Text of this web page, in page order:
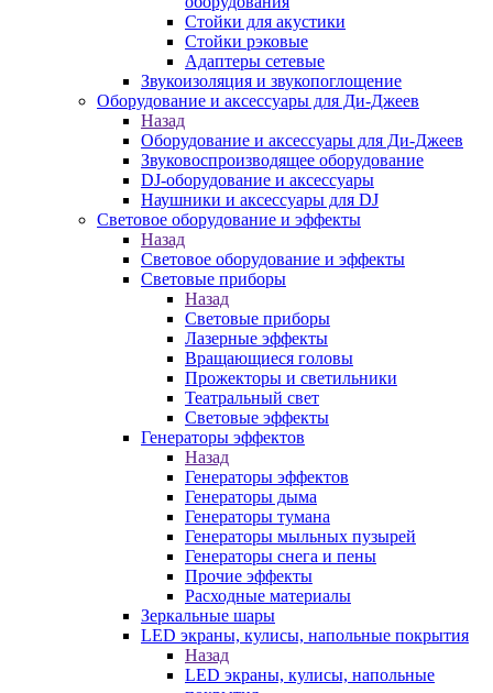
Стойки для акустики
Стойки рэковые
Адаптеры сетевые
Звукоизоляция и звукопоглощение
Оборудование и аксессуары для Ди-Джеев
Назад
Оборудование и аксессуары для Ди-Джеев
Звуковоспроизводящее оборудование
DJ-оборудование и аксессуары
Наушники и аксессуары для DJ
Световое оборудование и эффекты
Назад
Световое оборудование и эффекты
Световые приборы
Назад
Световые приборы
Лазерные эффекты
Вращающиеся головы
Прожекторы и светильники
Театральный свет
Световые эффекты
Генераторы эффектов
Назад
Генераторы эффектов
Генераторы дыма
Генераторы тумана
Генераторы мыльных пузырей
Генераторы снега и пены
Прочие эффекты
Расходные материалы
Зеркальные шары
LED экраны, кулисы, напольные покрытия
Назад
LED экраны, кулисы, напольные